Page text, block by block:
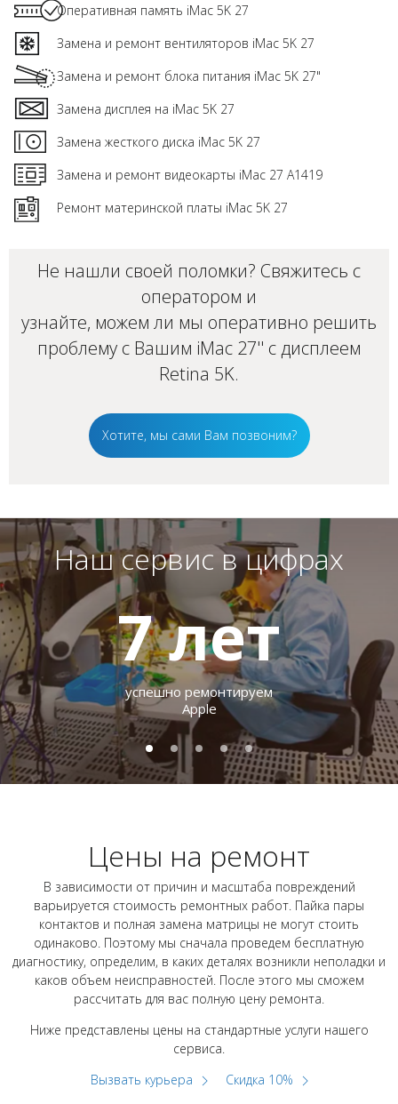
Оперативная память iMac 5K 27
Замена и ремонт вентиляторов iMac 5K 27
Замена и ремонт блока питания iMac 5K 27"
Замена дисплея на iMac 5K 27
Замена жесткого диска iMac 5K 27
Замена и ремонт видеокарты iMac 27 A1419
Ремонт материнской платы iMac 5K 27
Не нашли своей поломки? Свяжитесь с
оператором и
узнайте, можем ли мы оперативно решить
проблему с Вашим iMac 27'' с дисплеем
Retina 5K.
Хотите, мы сами Вам позвоним?
Наш сервис в цифрах
7лет
успешно ремонтируем
Apple
Цены на ремонт
В зависимости от причин и масштаба повреждений
варьируется стоимость ремонтных работ. Пайка пары
контактов и полная замена матрицы не могут стоить
одинаково. Поэтому мы сначала проведем бесплатную
диагностику, определим, в каких деталях возникли неполадки и
каков объем неисправностей. После этого мы сможем
рассчитать для вас полную цену ремонта.
Ниже представлены цены на стандартные услуги нашего
сервиса.
Вызвать курьера
Скидка 10%